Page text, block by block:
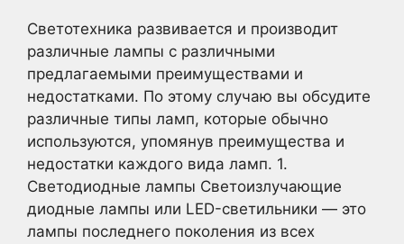
Светотехника развивается и производит
различные лампы с различными
предлагаемыми преимуществами и
недостатками. По этому случаю вы обсудите
различные типы ламп, которые обычно
используются, упомянув преимущества и
недостатки каждого вида ламп. 1.
Светодиодные лампы Светоизлучающие
диодные лампы или LED-светильники — это
лампы последнего поколения из всех